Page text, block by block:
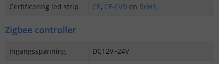
Certificering led strip
CE, CE-LVD en RoHS
Zigbee controller
Ingangsspanning
DC12V~24V